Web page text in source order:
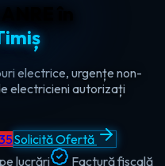
stop în
oricând — ziua sau
pentru Timișoara,
Solicită Ofertă
lucrări Factură fiscală